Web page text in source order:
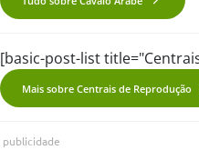
[basic-post-list
Mais sobre Centrais de Reprodução
publicidade